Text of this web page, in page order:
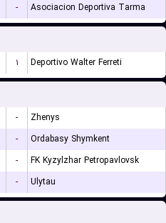
- Asociacion Deportiva Tarma
۱ Deportivo Walter Ferreti
-
Zhenys
-
Ordabasy Shymkent
-
FK Kyzylzhar Petropavlovsk
- Ulytau